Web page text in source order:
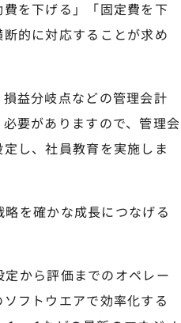
を下げる」「固定費を下
的に対応することが求め
益分岐点などの管理会計
要がありますので、管理会
し、社員教育を実施しま
を確かな成長につなげる
から評価までのオペレー
フトウエアで効率化する